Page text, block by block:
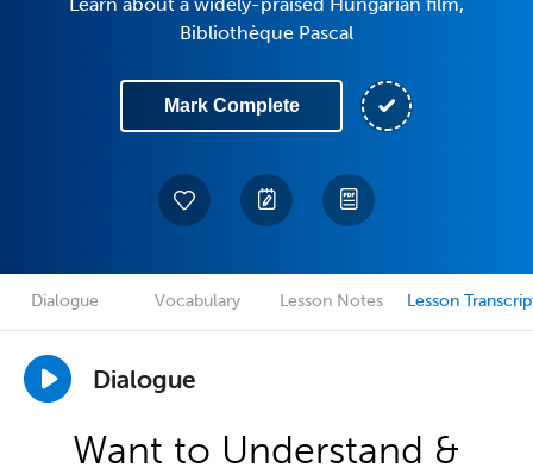
Bibliothèque Pascal
Mark Complete
Dialogue Vocabulary Lesson Notes Lesson
Dialogue
Want to Understand &